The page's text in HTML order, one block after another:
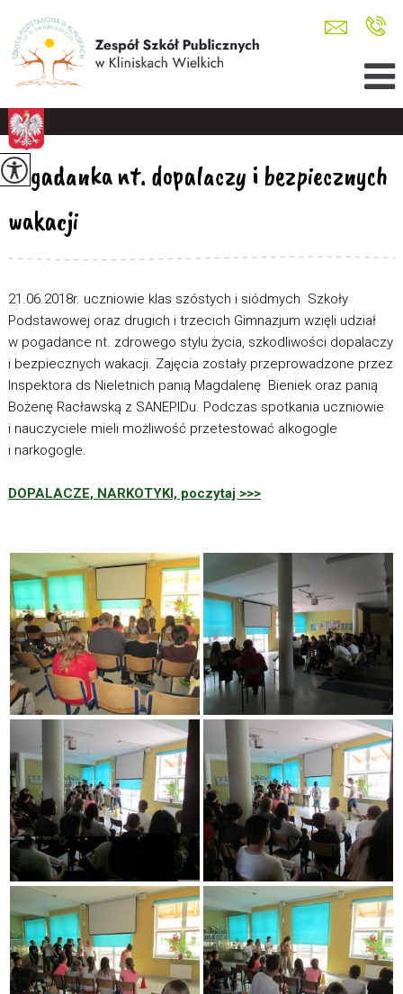
Pogadanka nt. dopalaczy i bezpiecznych
wakacji
21.06.2018r. uczniowie klas szóstych i siódmych Szkoły
Podstawowej oraz drugich i trzecich Gimnazjum wzięli udział
w pogadance nt. zdrowego stylu życia, szkodliwości dopalaczy
i bezpiecznych wakacji. Zajęcia zostały przeprowadzone przez
Inspektora ds Nieletnich panią Magdalenę Bieniek oraz panią
Bożenę Racławską z SANEPIDu. Podczas spotkania uczniowie
i nauczyciele mieli możliwość przetestować alkogogle
i narkogogle.
DOPALACZE, NARKOTYKI, poczytaj >>>